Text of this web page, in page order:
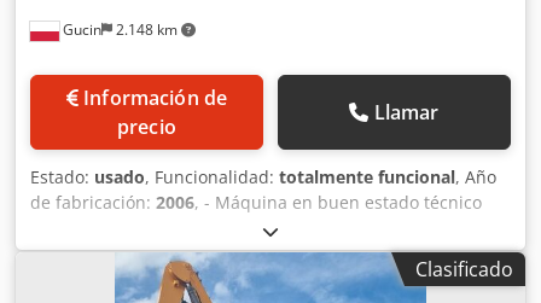
Gucin 2.148 km
Información de
precio
Llamar
Estado: usado, Funcionalidad: totalmente funcional, Año
de fabricación: 2006, - Máquina en buen estado técnico
Dsdpfx Aszbypmemrock - Disponible de inmediato - Gran
variedad de implementos adicionales disponibles
Clasificado